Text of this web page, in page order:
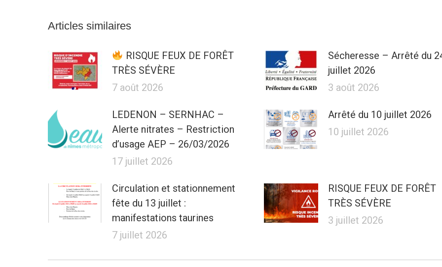
Articles similaires
RISQUE FEUX DE FORÊT
TRÈS SÉVÈRE
7 août 2026
Sécheresse – Arrêté du
juillet 2026
3 août 2026
LEDENON – SERNHAC –
Alerte nitrates – Restriction
d’usage AEP – 26/03/2026
17 juillet 2026
Arrêté du 10 juillet 2026
10 juillet 2026
Circulation et stationnement
fête du 13 juillet :
manifestations taurines
7 juillet 2026
RISQUE FEUX DE FORÊT
TRÈS SÉVÈRE
3 juillet 2026